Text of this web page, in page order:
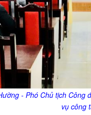
- Phó Chủ tịch Công
vụ công